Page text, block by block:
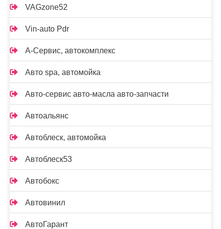
VAGzone52
Vin-auto Pdr
А-Сервис, автокомплекс
Авто spa, автомойка
Авто-сервис авто-масла авто-запчасти
Автоальянс
Автоблеск, автомойка
Автоблеск53
Автобокс
Автовинил
АвтоГарант